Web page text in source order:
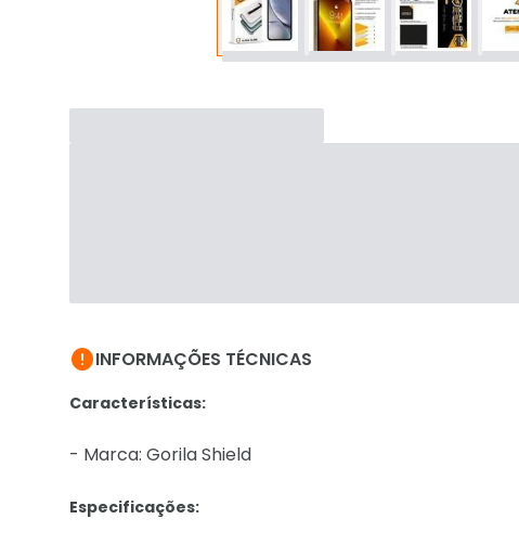
INFORMAÇÕES TÉCNICAS
Características:
- Marca: Gorila Shield
Especificações: